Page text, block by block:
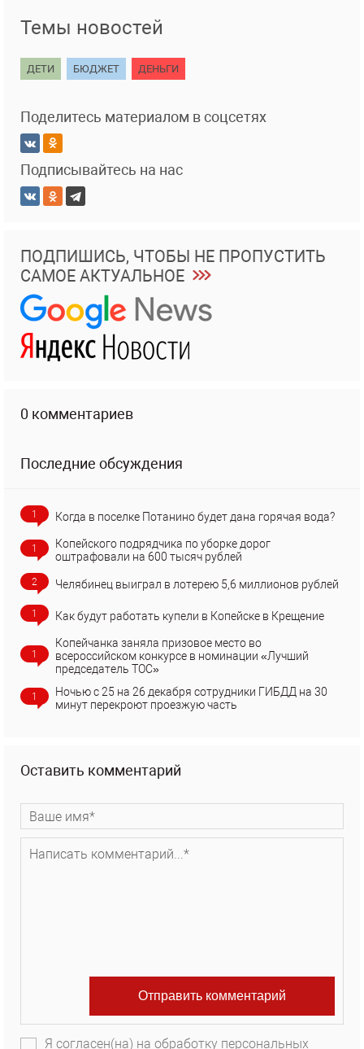
Темы новостей
ДЕТИ БЮДЖЕТ ДЕНЬГИ
Поделитесь материалом в соцсетях
Подписывайтесь на нас
ПОДПИШИСЬ, ЧТОБЫ НЕ ПРОПУСТИТЬ
САМОЕ АКТУАЛЬНОЕ
0 комментариев
Последние обсуждения
1 Когда в поселке Потанино будет дана горячая вода?
1
Копейского подрядчика по уборке дорог
оштрафовали на 600 тысяч рублей
2 Челябинец выиграл в лотерею 5,6 миллионов рублей
1 Как будут работать купели в Копейске в Крещение
1
Копейчанка заняла призовое место во
всероссийском конкурсе в номинации «Лучший
председатель ТОС»
1
Ночью с 25 на 26 декабря сотрудники ГИБДД на 30
минут перекроют проезжую часть
Оставить комментарий
Я согласен(на) на обработку персональных